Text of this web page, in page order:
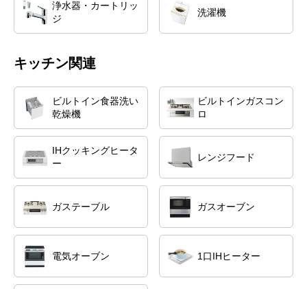
浄水器・カートリッ
ジ
洗濯機
キッチン関連
ビルトイン食器洗い
乾燥機
ビルトインガスコン
ロ
IHクッキングヒータ
ー
レンジフード
ガステーブル ガスオーブン
電気オーブン 1口IHヒーター